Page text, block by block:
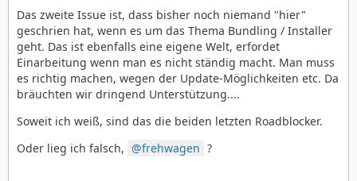
Das zweite Issue ist, dass bisher noch niemand "hier"
geschrien hat, wenn es um das Thema Bundling / Installer
geht. Das ist ebenfalls eine eigene Welt, erfordet
Einarbeitung wenn man es nicht ständig macht. Man muss
es richtig machen, wegen der Update-Möglichkeiten etc. Da
bräuchten wir dringend Unterstützung....
Soweit ich weiß, sind das die beiden letzten Roadblocker.
Oder lieg ich falsch,
frehwagen ?